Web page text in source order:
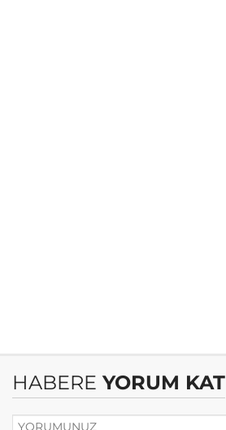
HABERE YORUM KAT